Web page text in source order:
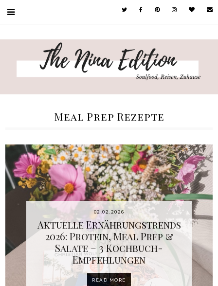
Meal Prep Rezepte
02.02.2026
Aktuelle Ernährungstrends
2026: Protein, Meal Prep &
Salate – 3 Kochbuch-
Empfehlungen
READ MORE